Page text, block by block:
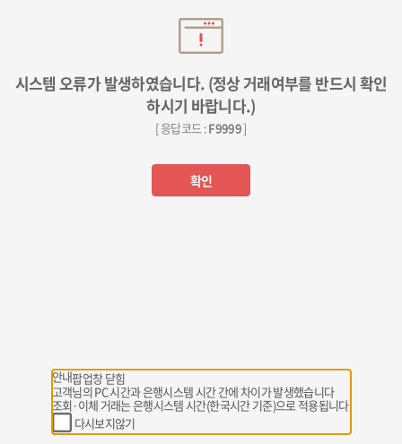
안내팝업창 닫힘
고객님의 PC 시간과 은행시스템 시간 간에 차이가 발생했습니다
조회·이체 거래는 은행시스템 시간(한국시간 기준)으로 적용됩니다
다시보지않기
시스템 오류가 발생하였습니다. (정상 거래여부를 반드시 확인
하시기 바랍니다.)
[ 응답코드 :F9999]
확인